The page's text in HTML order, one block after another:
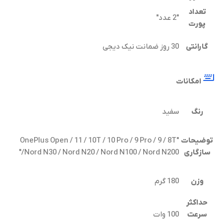
تعداد
پورت
"2 عدد"
گارانتی 30 روز ضمانت نیک دیجی
امکانات
رنگ سفید
توضیحات
سازگاری
"OnePlus Open / 11 / 10T / 10 Pro / 9 Pro / 9 / 8T
/Nord N30 / Nord N20 / Nord N100 / Nord N200"
وزن 180 گرم
حداکثر
سرعت
100 وات